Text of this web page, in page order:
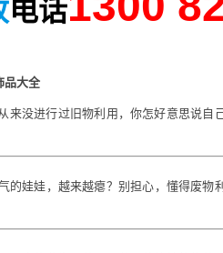
4月26日河北地区废铜市场
电话
品大全
来没进行过旧物利用 ，你怎好意思说自
的娃娃，越来越瘪？别担心，懂得废物